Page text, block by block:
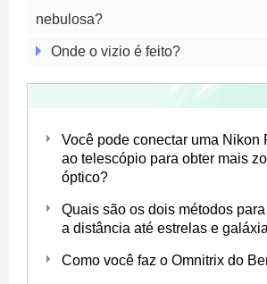
nebulosa?
Onde o vizio é feito?
Você pode conectar uma Nikon
ao telescópio para obter mais
óptico?
Quais são os dois métodos
a distância até estrelas e
Como você faz o Omnitrix do